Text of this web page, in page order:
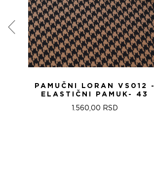
PAMUČNI LORAN VS012 -
ELASTIČNI PAMUK- 43
1.560,00 RSD